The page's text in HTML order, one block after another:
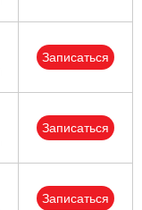
Записаться
Записаться
Записаться